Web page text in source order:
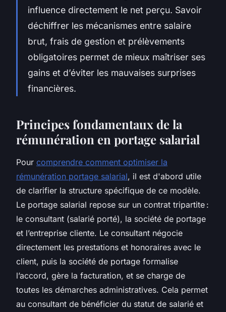
influence directement le net perçu. Savoir
déchiffrer les mécanismes entre salaire
brut, frais de gestion et prélèvements
obligatoires permet de mieux maîtriser ses
gains et d’éviter les mauvaises surprises
financières.
Principes fondamentaux de la
rémunération en portage salarial
Pour comprendre comment optimiser la
rémunération portage salarial, il est d'abord utile
de clarifier la structure spécifique de ce modèle.
Le portage salarial repose sur un contrat tripartite :
le consultant (salarié porté), la société de portage
et l’entreprise cliente. Le consultant négocie
directement les prestations et honoraires avec le
client, puis la société de portage formalise
l’accord, gère la facturation, et se charge de
toutes les démarches administratives. Cela permet
au consultant de bénéficier du statut de salarié et